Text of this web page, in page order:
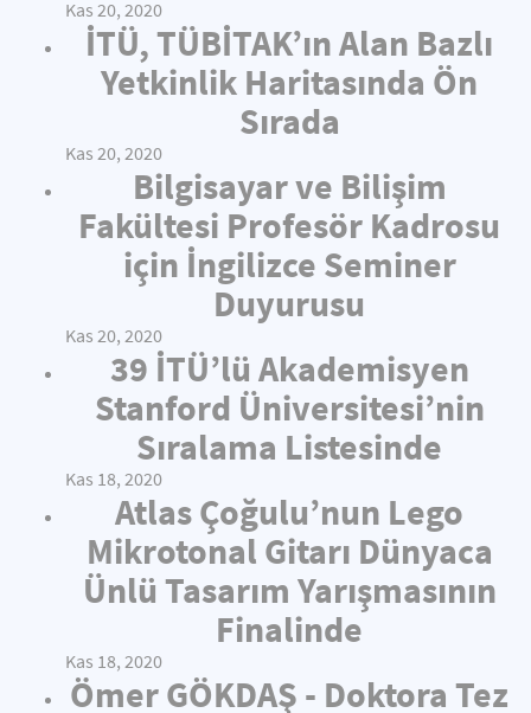
Kas 20, 2020
İTÜ, TÜBİTAK’ın Alan Bazlı
Yetkinlik Haritasında Ön
Sırada
Kas 20, 2020
Bilgisayar ve Bilişim
Fakültesi Profesör Kadrosu
için İngilizce Seminer
Duyurusu
Kas 20, 2020
39 İTÜ’lü Akademisyen
Stanford Üniversitesi’nin
Sıralama Listesinde
Kas 18, 2020
Atlas Çoğulu’nun Lego
Mikrotonal Gitarı Dünyaca
Ünlü Tasarım Yarışmasının
Finalinde
Kas 18, 2020
Ömer GÖKDAŞ - Doktora Tez